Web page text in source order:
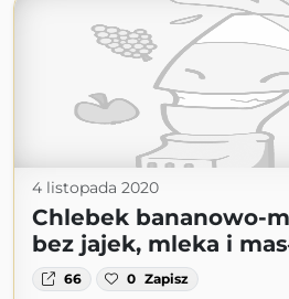
4 listopada 2020
Chlebek bananowo-
bez jajek, mleka i
66 0 Zapisz